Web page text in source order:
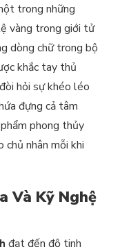
trong những
vàng trong giới tử
dòng chữ trong bộ
khắc tay thủ
hỏi sự khéo léo
đựng cả tâm
phong thủy
chủ nhân mỗi khi
Và Kỹ Nghệ
đạt đến độ tinh